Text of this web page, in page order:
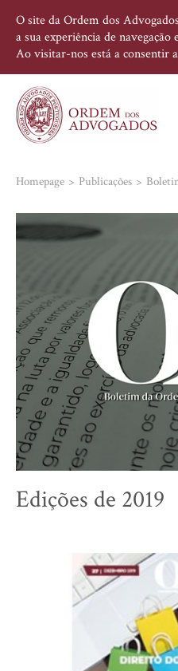
O site da Ordem dos
a sua experiência de
Ao visitar-nos está a consentir
Homepage Publicações
Edições de 2019